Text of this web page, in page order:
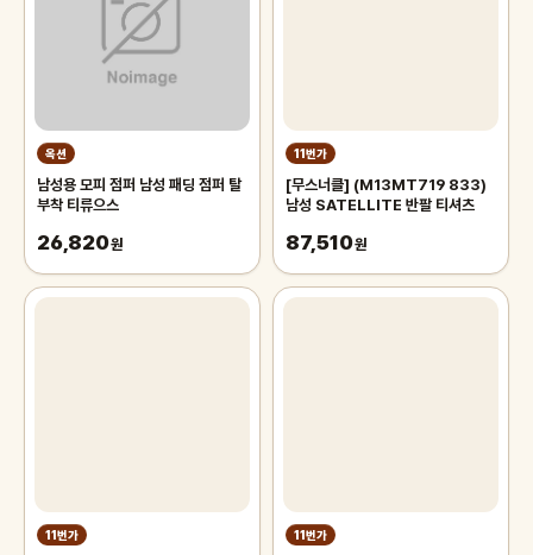
옥션
남성용 모피 점퍼 남성 패딩 점퍼 탈
부착 티류으스
26,820원
11번가
[무스너클] (M13MT719 833)
남성 SATELLITE 반팔 티셔츠
87,510원
11번가 11번가